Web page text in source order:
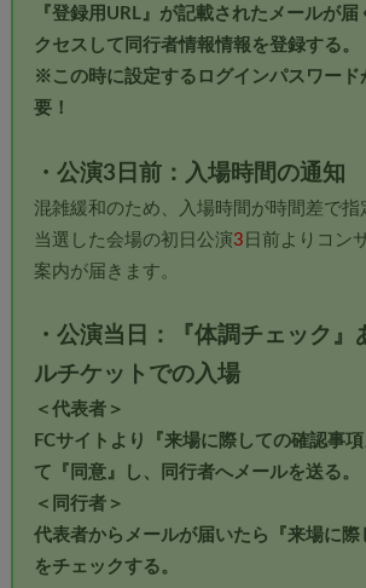
『登録用URL』が記載されたメールが
クセスして同行者情報情報を登録する。
※この時に設定するログインパスワード
要！
・公演3日前：入場時間の通知
混雑緩和のため、入場時間が時間差で指
当選した会場の初日公演3 日前よりコン
案内が届きます。
・公演当日：『体調チェック』
ルチケットでの入場
＜代表者＞
FCサイトより『来場に際しての確認事
て『同意』し、同行者へメールを送る。
＜同行者＞
代表者からメールが届いたら『来場に際
をチェックする。